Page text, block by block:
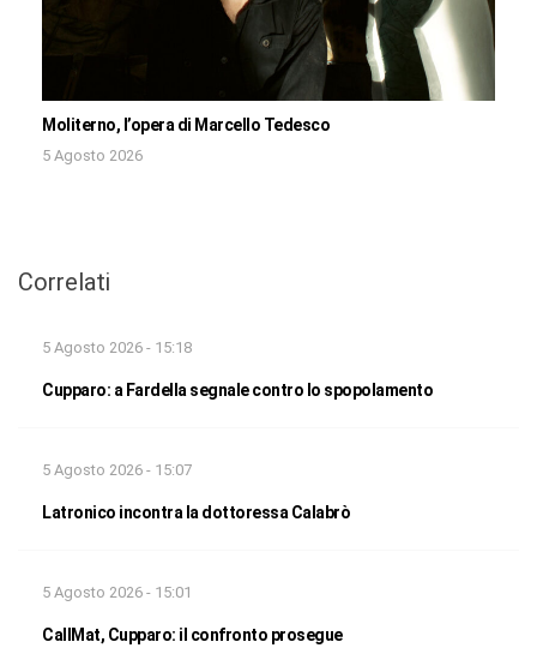
Moliterno, l’opera di Marcello Tedesco
5 Agosto 2026
Correlati
5 Agosto 2026 - 15:18
Cupparo: a Fardella segnale contro lo spopolamento
5 Agosto 2026 - 15:07
Latronico incontra la dottoressa Calabrò
5 Agosto 2026 - 15:01
CallMat, Cupparo: il confronto prosegue